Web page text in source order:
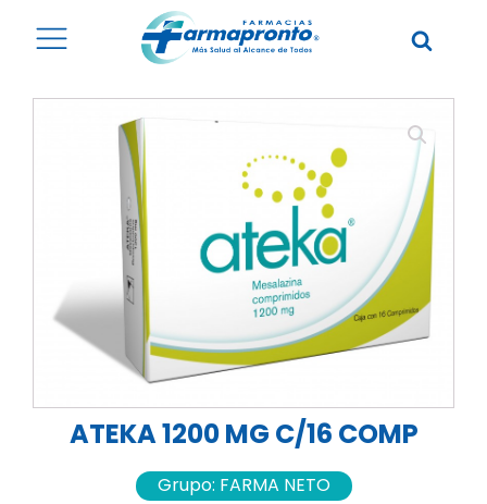
ATEKA 1200 MG C/16 COMP
Grupo: FARMA NETO